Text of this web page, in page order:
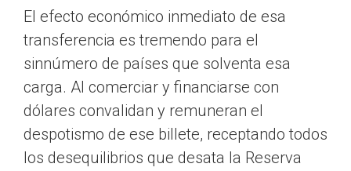
El efecto económico inmediato de esa
transferencia es tremendo para el
sinnúmero de países que solventa esa
carga. Al comerciar y financiarse con
dólares convalidan y remuneran el
despotismo de ese billete, receptando todos
los desequilibrios que desata la Reserva